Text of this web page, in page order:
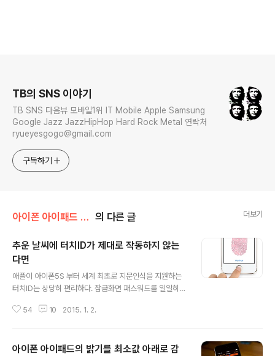
TB의 SNS 이야기
TB SNS 다음뷰 모바일1위 IT Mobile Apple Samsung
Google Jazz JazzHipHop Hard Rock Metal 연락처
ryueyesgogo@gmail.com
구독하기
아이폰 아이패드 강좌 의 다른 글 더보기
추운 날씨에 터치ID가 제대로 작동하지 않는
다면
애플이 아이폰5S 부터 세계 최초로 지문인식을 지원하는
터치ID는 상당히 편리하다. 잠금화면 패스워드를 일일히
하다.), 무려(?) 앱스토어 결재시 애플ID에 대한 패스워드
용하여 개별잠금이 가능하고, 특히 1 Password와 같은
54 10 2015. 1. 2.
아이폰 아이패드의 밝기를 최소값 아래로 감